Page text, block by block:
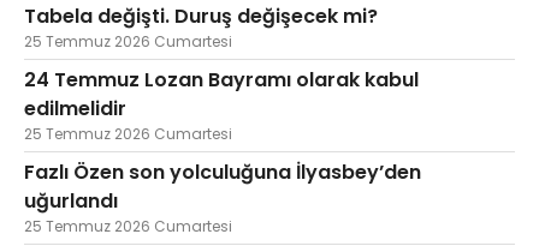
Tabela değişti. Duruş değişecek mi?
25 Temmuz 2026 Cumartesi
24 Temmuz Lozan Bayramı olarak kabul
edilmelidir
25 Temmuz 2026 Cumartesi
Fazlı Özen son yolculuğuna İlyasbey’den
uğurlandı
25 Temmuz 2026 Cumartesi